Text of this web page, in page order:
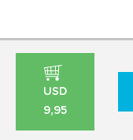
USD
9,95